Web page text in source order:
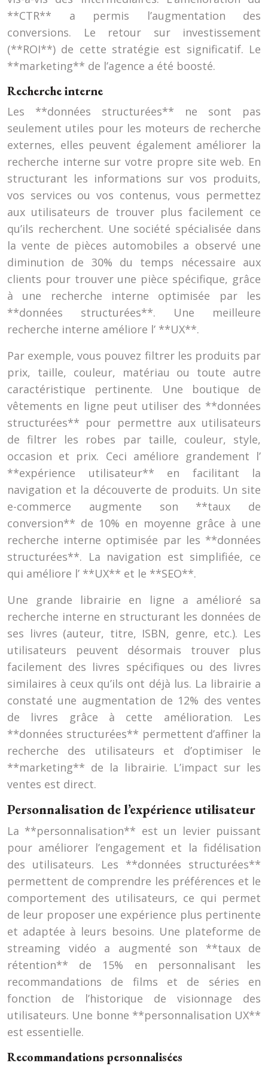
**CTR** a permis l’augmentation des
conversions. Le retour sur investissement
(**ROI**) de cette stratégie est significatif. Le
**marketing** de l’agence a été boosté.
Recherche interne
Les **données structurées** ne sont pas
seulement utiles pour les moteurs de recherche
externes, elles peuvent également améliorer la
recherche interne sur votre propre site web. En
structurant les informations sur vos produits,
vos services ou vos contenus, vous permettez
aux utilisateurs de trouver plus facilement ce
qu’ils recherchent. Une société spécialisée dans
la vente de pièces automobiles a observé une
diminution de 30% du temps nécessaire aux
clients pour trouver une pièce spécifique, grâce
à une recherche interne optimisée par les
**données structurées**. Une meilleure
recherche interne améliore l’ **UX**.
Par exemple, vous pouvez filtrer les produits par
prix, taille, couleur, matériau ou toute autre
caractéristique pertinente. Une boutique de
vêtements en ligne peut utiliser des **données
structurées** pour permettre aux utilisateurs
de filtrer les robes par taille, couleur, style,
occasion et prix. Ceci améliore grandement l’
**expérience utilisateur** en facilitant la
navigation et la découverte de produits. Un site
e-commerce augmente son **taux de
conversion** de 10% en moyenne grâce à une
recherche interne optimisée par les **données
structurées**. La navigation est simplifiée, ce
qui améliore l’ **UX** et le **SEO**.
Une grande librairie en ligne a amélioré sa
recherche interne en structurant les données de
ses livres (auteur, titre, ISBN, genre, etc.). Les
utilisateurs peuvent désormais trouver plus
facilement des livres spécifiques ou des livres
similaires à ceux qu’ils ont déjà lus. La librairie a
constaté une augmentation de 12% des ventes
de livres grâce à cette amélioration. Les
**données structurées** permettent d’affiner la
recherche des utilisateurs et d’optimiser le
**marketing** de la librairie. L’impact sur les
ventes est direct.
Personnalisation de l’expérience utilisateur
La **personnalisation** est un levier puissant
pour améliorer l’engagement et la fidélisation
des utilisateurs. Les **données structurées**
permettent de comprendre les préférences et le
comportement des utilisateurs, ce qui permet
de leur proposer une expérience plus pertinente
et adaptée à leurs besoins. Une plateforme de
streaming vidéo a augmenté son **taux de
rétention** de 15% en personnalisant les
recommandations de films et de séries en
fonction de l’historique de visionnage des
utilisateurs. Une bonne **personnalisation UX**
est essentielle.
Recommandations personnalisées